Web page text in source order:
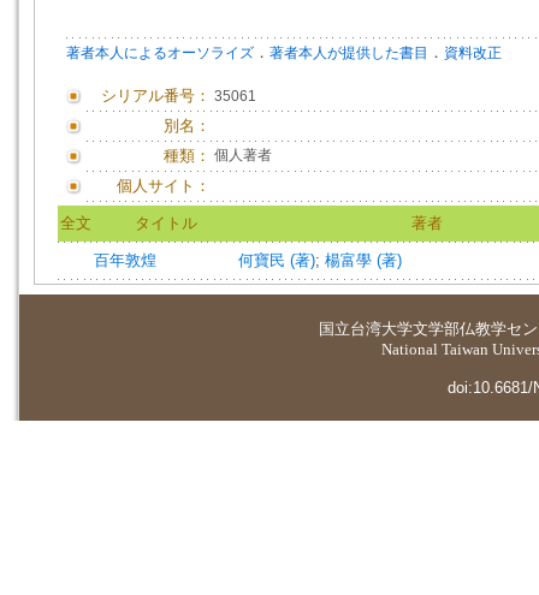
著者本人によるオーソライズ ． 著者本人が提供した書目 ． 資料改正
シリアル番号： 35061
別名：
種類： 個人著者
個人サイト：
全文 タイトル 著者
百年敦煌 何寶民 (著); 楊富學 (著)
国立台湾大学文学部仏教学セ
National Taiwan
doi:10.6681/